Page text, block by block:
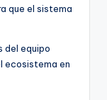
que el sistema
del equipo
ecosistema en